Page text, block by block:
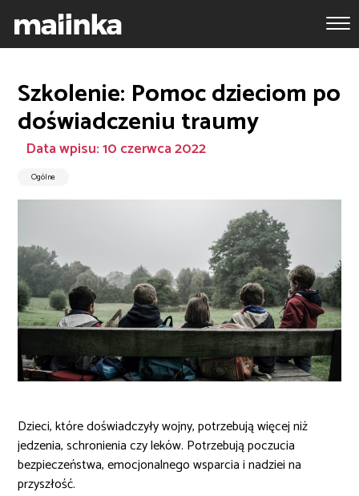
Szkolenie: Pomoc dzieciom po
doświadczeniu traumy
Data wpisu: 10 czerwca 2022
Ogólne
Dzieci, które doświadczyły wojny, potrzebują więcej niż
jedzenia, schronienia czy leków. Potrzebują poczucia
bezpieczeństwa, emocjonalnego wsparcia i nadziei na
przyszłość.